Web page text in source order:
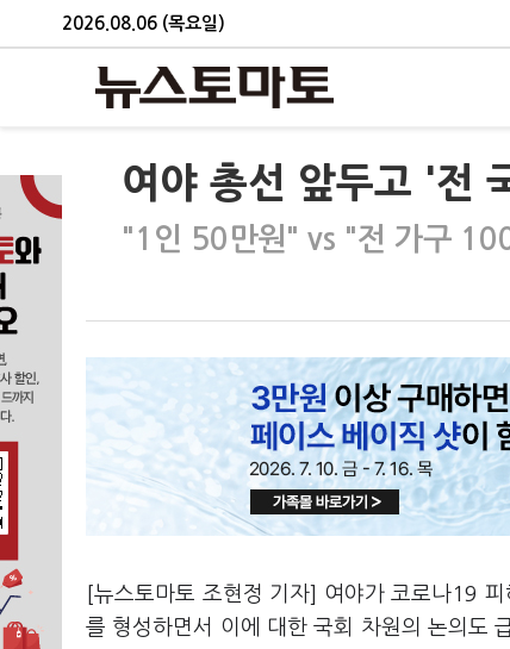
2026.08.06 (목요일)
여야 총선 앞두고 '전
"1인 50만원" vs "전 가구
[뉴스토마토 조현정 기자] 여야가 코로나19
를 형성하면서 이에 대한 국회 차원의 논의도